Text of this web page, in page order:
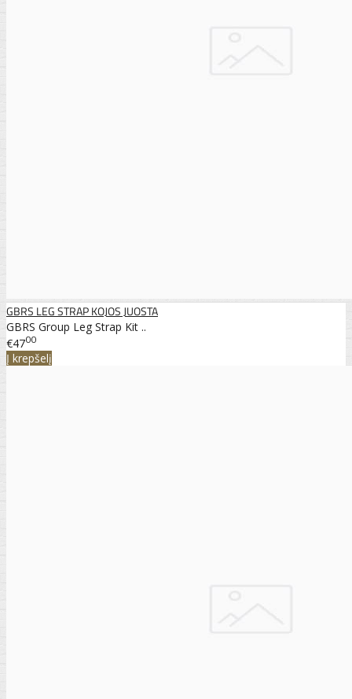
GBRS LEG STRAP KOJOS JUOSTA
GBRS Group Leg Strap Kit ..
€4700
Į krepšelį